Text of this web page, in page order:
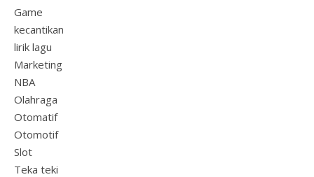
Game
kecantikan
lirik lagu
Marketing
NBA
Olahraga
Otomatif
Otomotif
Slot
Teka teki